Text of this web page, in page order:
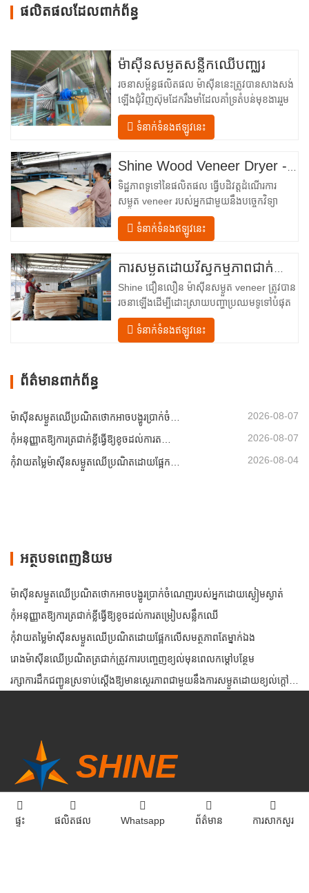
ផលិតផលដែលពាក់ព័ន្ធ
ម៉ាស៊ីនសម្ងួតសន្លឹកឈើបញ្ឈរ
រចនាសម្ព័ន្ធផលិតផល ម៉ាស៊ីននេះត្រូវបានសាងសង់
ឡើងជុំវិញស៊ុមដែករឹងមាំដែលគាំទ្រតំបន់មុខងាររួម
បញ្ចូលគ្នាចំនួនបួន ដែលត្រូវបានរៀបចំជា
លំហូរលីនេអ៊ែរពីការបញ្ចូលទៅការបញ្ចេញ។ ផ្នែក
ការតម្រឹមច្បាស់លាស់ដែលដឹកនាំសន្លឹកឈើប្រណិត
នីមួយៗបញ្ឈរចូលទៅក្នុងបន្ទប់សម្ងួត។…
ទំនាក់ទំនងឥឡូវនេះ
ទិដ្ឋភាពទូទៅនៃផលិតផល ធ្វើបដិវត្តដំណើរការ
សម្ងួត veneer របស់អ្នកជាមួយនឹងបច្ចេកវិទ្យា
កម្រិតខ្ពស់ Shenghuai The Shine
Roller ម៉ាស៊ីនសម្ងួត veneer តំណាងឱ្យរបក
រចនាឡើងសម្រាប់ក្រុមហ៊ុនផលិតក្តារបន្ទះ រោង
ម៉ាស៊ីនកិនឈើ និងកន្លែងផលិតគ្រឿងសង្ហារិម
ទំនើបទាន់សម័យនេះ …
ទំនាក់ទំនងឥឡូវនេះ
Shine ជឿនលឿន ម៉ាស៊ីនសម្ងួត veneer ត្រូវបាន
រចនាឡើងដើម្បីដោះស្រាយបញ្ហាប្រឈមទូទៅបំផុត
នៅក្នុង ការស្ងួត veneer៖ សំណើមមិនស្មើគ្នា
ថាមពលគ្មានប្រសិទ្ធភាព និងហានិភ័យនៃពិការភាព
ទំនាក់ទំនងឥឡូវនេះ
ព័ត៌មានពាក់ព័ន្ធ
2026-08-07
កុំអនុញ្ញាតឱ្យការត្រជាក់ខ្លីធ្វើឱ្យខូចដល់ការតម្រៀបសន្លឹកឈើ 2026-08-07
2026-08-04
អត្ថបទពេញនិយម
ម៉ាស៊ីនសម្ងួតឈើប្រណិតថោកអាចបង្ហូរប្រាក់ចំណេញរបស់អ្នកដោយស្ងៀមស្ងាត់
កុំអនុញ្ញាតឱ្យការត្រជាក់ខ្លីធ្វើឱ្យខូចដល់ការតម្រៀបសន្លឹកឈើ
កុំវាយតម្លៃម៉ាស៊ីនសម្ងួតឈើប្រណិតដោយផ្អែកលើសមត្ថភាពតែម្នាក់ឯង
រោងម៉ាស៊ីនឈើប្រណិតត្រជាក់ត្រូវការបញ្ចេញខ្យល់មុនពេលកម្តៅបន្ថែម
រក្សាការដឹកជញ្ជូនស្រទាប់ស្តើងឱ្យមានស្ថេរភាពជាមួយនឹងការសម្ងួតដោយខ្យល់ក្តៅដែលគ្រប់គ្រង
ផ្ទះ ផលិតផល Whatsapp ព័ត៌មាន ការសាកសួរ